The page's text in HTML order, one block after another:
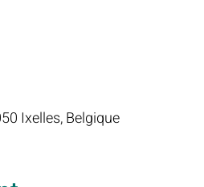
Ixelles, Belgique